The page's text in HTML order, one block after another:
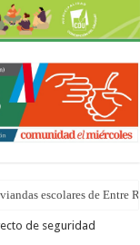
escolares de Entre
de seguridad